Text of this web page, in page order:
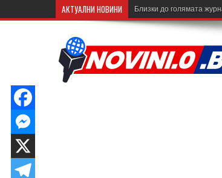
АКТУАЛНИ НОВИНИ Близки до голямата